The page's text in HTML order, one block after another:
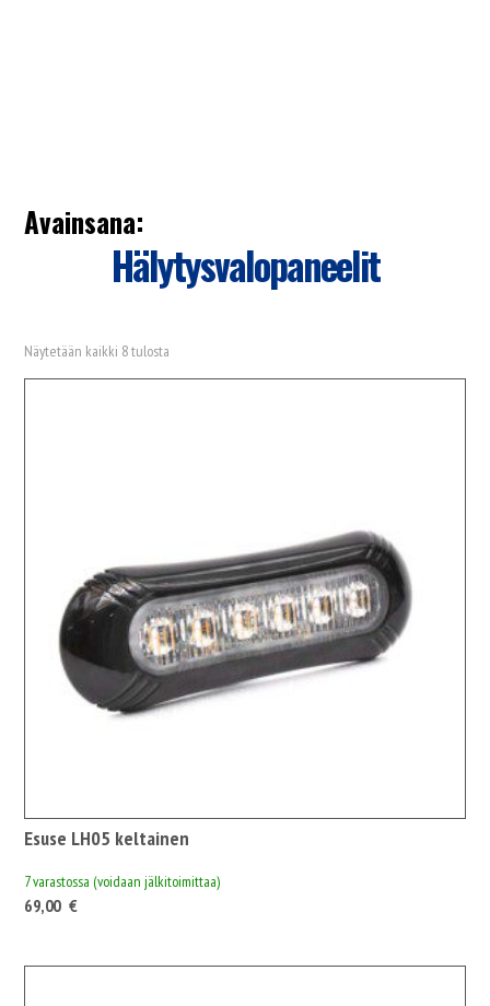
Avainsana:
Hälytysvalopaneelit
Näytetään kaikki 8 tulosta
Esuse LH05 keltainen
7 varastossa (voidaan jälkitoimittaa)
69,00 €